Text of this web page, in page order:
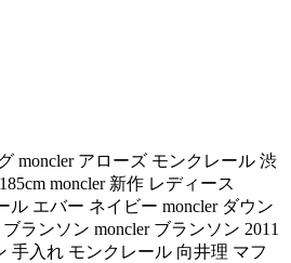
moncler アローズ モンクレール 渋
moncler 新作 レディース
エバー ネイビー moncler ダウン
ランソン moncler ブランソン 2011
手入れ モンクレール 向井理 マフ